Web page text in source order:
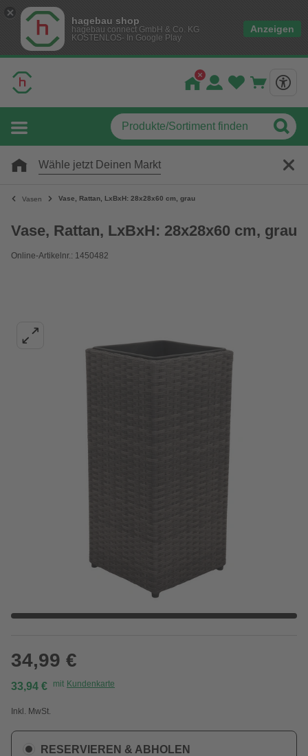
hagebau shop
hagebau connect GmbH & Co. KG
KOSTENLOS- In Google Play
Anzeigen
Wähle jetzt Deinen Markt
Vasen Vase, Rattan, LxBxH: 28x28x60 cm, grau
Vase, Rattan, LxBxH: 28x28x60 cm, grau
Online-Artikelnr.: 1450482
34,99 €
33,94 € mit Kundenkarte
Inkl. MwSt.
RESERVIEREN & ABHOLEN